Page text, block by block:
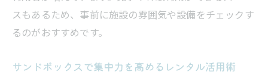
格闘技に特化したレンタルスペースのメリ
ット
人気の要因
スもあるため、事前に施設の雰囲気や設備をチェックす
るのがおすすめです。
サンドボックスで集中力を高めるレンタル活用術